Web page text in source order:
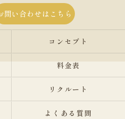
問い合わせはこちら
コンセプト
料金表
リクルート
よくある質問